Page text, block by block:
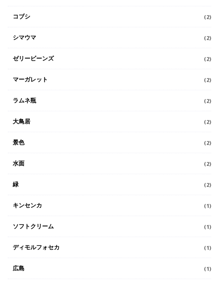
コブシ (2)
シマウマ (2)
ゼリービーンズ (2)
マーガレット (2)
ラムネ瓶 (2)
大鳥居 (2)
景色 (2)
水面 (2)
緑 (2)
キンセンカ (1)
ソフトクリーム (1)
ディモルフォセカ (1)
広島 (1)